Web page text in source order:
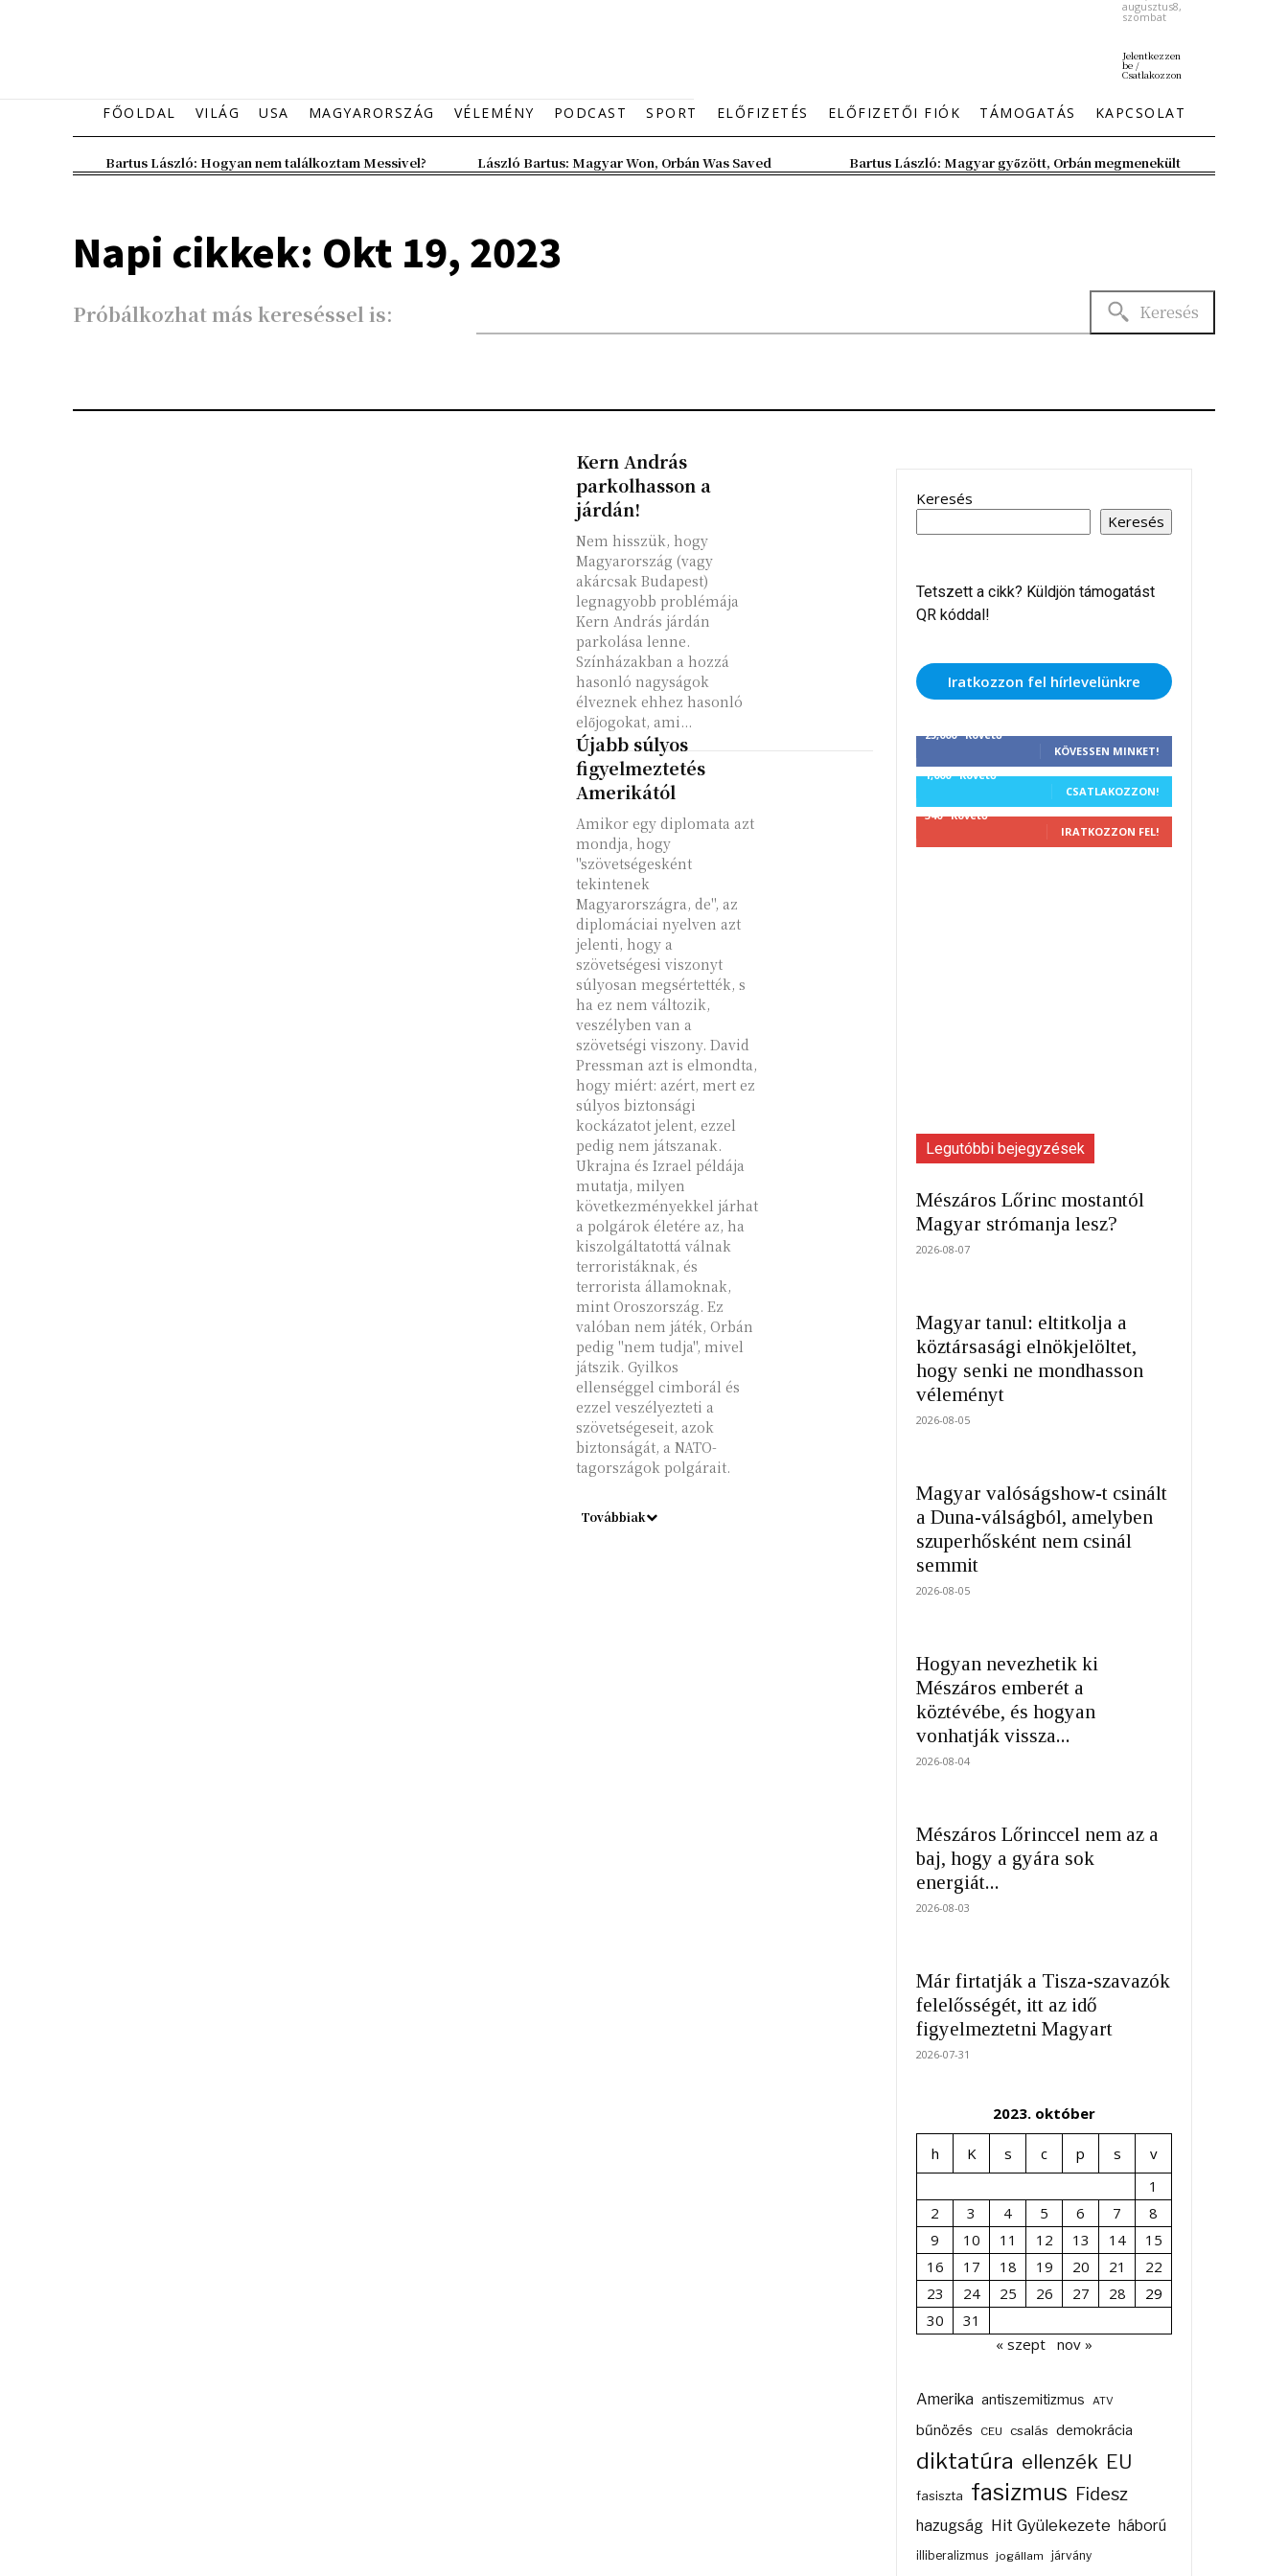
augusztus8,
szombat
Jelentkezzen
be /
Csatlakozzon
FŐOLDAL VILÁG USA MAGYARORSZÁG VÉLEMÉNY PODCAST SPORT ELŐFIZETÉS ELŐFIZETŐI FIÓK TÁMOGATÁS KAPCSOLAT
Bartus László: Hogyan nem találkoztam Messivel? László Bartus: Magyar Won, Orbán Was Saved Bartus László: Magyar győzött, Orbán megmenekült
Napi cikkek: Okt 19, 2023
Próbálkozhat más kereséssel is: Keresés
Kern András
parkolhasson a
járdán!
Nem hisszük, hogy
Magyarország (vagy
akárcsak Budapest)
legnagyobb problémája
Kern András járdán
parkolása lenne.
Színházakban a hozzá
hasonló nagyságok
élveznek ehhez hasonló
előjogokat, ami...
Újabb súlyos
figyelmeztetés
Amerikától
Amikor egy diplomata azt
mondja, hogy
"szövetségesként
tekintenek
Magyarországra, de", az
diplomáciai nyelven azt
jelenti, hogy a
szövetségesi viszonyt
súlyosan megsértették, s
ha ez nem változik,
veszélyben van a
szövetségi viszony. David
Pressman azt is elmondta,
hogy miért: azért, mert ez
súlyos biztonsági
kockázatot jelent, ezzel
pedig nem játszanak.
Ukrajna és Izrael példája
mutatja, milyen
következményekkel járhat
a polgárok életére az, ha
kiszolgáltatottá válnak
terroristáknak, és
terrorista államoknak,
mint Oroszország. Ez
valóban nem játék, Orbán
pedig "nem tudja", mivel
játszik. Gyilkos
ellenséggel cimborál és
ezzel veszélyezteti a
szövetségeseit, azok
biztonságát, a NATO-
tagországok polgárait.
Továbbiak
Keresés
Keresés
Tetszett a cikk? Küldjön támogatást
QR kóddal!
Iratkozzon fel hírlevelünkre
25,000 Követő
KÖVESSEN MINKET!
1,000 Követő
CSATLAKOZZON!
340 Követő
IRATKOZZON FEL!
Legutóbbi bejegyzések
Mészáros Lőrinc mostantól
Magyar strómanja lesz?
2026-08-07
Magyar tanul: eltitkolja a
köztársasági elnökjelöltet,
hogy senki ne mondhasson
véleményt
2026-08-05
Magyar valóságshow-t csinált
a Duna-válságból, amelyben
szuperhősként nem csinál
semmit
2026-08-05
Hogyan nevezhetik ki
Mészáros emberét a
köztévébe, és hogyan
vonhatják vissza...
2026-08-04
Mészáros Lőrinccel nem az a
baj, hogy a gyára sok
energiát...
2026-08-03
Már firtatják a Tisza-szavazók
felelősségét, itt az idő
figyelmeztetni Magyart
2026-07-31
2023. október
h K s c p s
v
1
2
3 4 5 6 7
8
9
10 11 12 13 14
15
16
17 18 19 20 21
22
23
24 25 26 27 28
29
30
31
« szept nov »
Amerika antiszemitizmus ATV
bűnözés CEU csalás demokrácia
diktatúra ellenzék EU
fasiszta fasizmus Fidesz
hazugság Hit Gyülekezete háború
illiberalizmus jogállam járvány